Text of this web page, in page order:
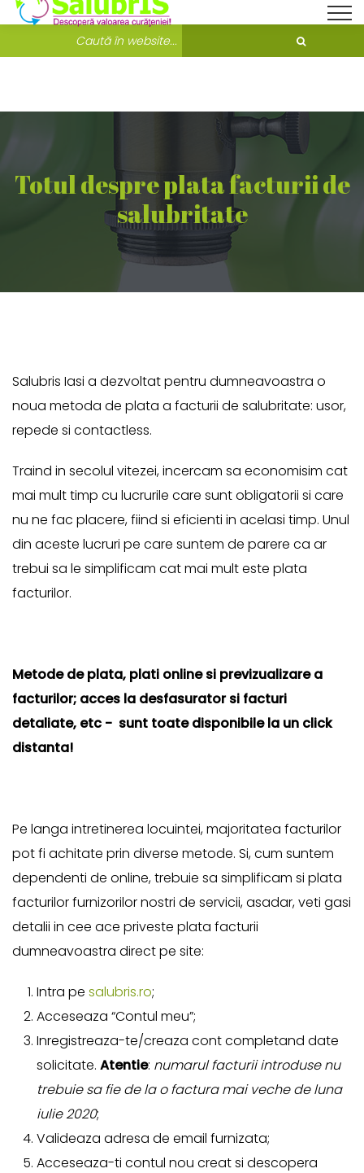
Bine ati venit pe Salubris.ro! Unde ne găsești?
Totul despre plata facturii de
salubritate
Salubris Iasi a dezvoltat pentru dumneavoastra o
noua metoda de plata a facturii de salubritate: usor,
repede si contactless.
Traind in secolul vitezei, incercam sa economisim cat
mai mult timp cu lucrurile care sunt obligatorii si care
nu ne fac placere, fiind si eficienti in acelasi timp. Unul
din aceste lucruri pe care suntem de parere ca ar
trebui sa le simplificam cat mai mult este plata
facturilor.
Metode de plata, plati online si previzualizare a
facturilor; acces la desfasurator si facturi
detaliate, etc - sunt toate disponibile la un click
distanta!
Pe langa intretinerea locuintei, majoritatea facturilor
pot fi achitate prin diverse metode. Si, cum suntem
dependenti de online, trebuie sa simplificam si plata
facturilor furnizorilor nostri de servicii, asadar, veti gasi
detalii in cee ace priveste plata facturii
dumneavoastra direct pe site:
Intra pe salubris.ro;
Acceseaza “Contul meu”;
Inregistreaza-te/creaza cont completand date
solicitate. Atentie: numarul facturii introduse nu
trebuie sa fie de la o factura mai veche de luna
iulie 2020;
Valideaza adresa de email furnizata;
Acceseaza-ti contul nou creat si descopera